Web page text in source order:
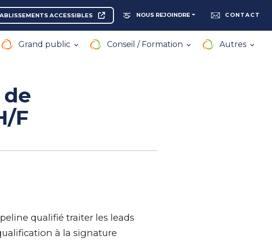
ACCESSIBLES NOUS REJOINDRE CONTACT
Grand public Conseil / Formation Autres
F
qualifié traiter les leads
à la signature